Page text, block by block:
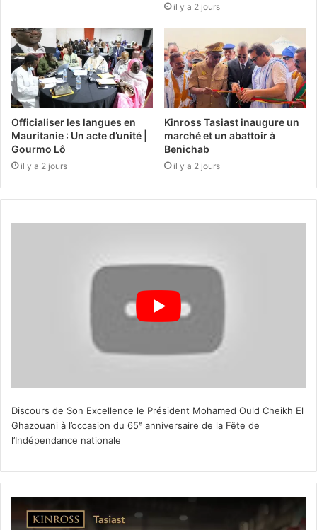
il y a 2 jours
Officialiser les langues en
Mauritanie : Un acte d’unité |
Gourmo Lô
il y a 2 jours
Kinross Tasiast inaugure un
marché et un abattoir à
Benichab
il y a 2 jours
Discours de Son Excellence le Président Mohamed Ould Cheikh El
Ghazouani à l’occasion du 65ᵉ anniversaire de la Fête de
l’Indépendance nationale